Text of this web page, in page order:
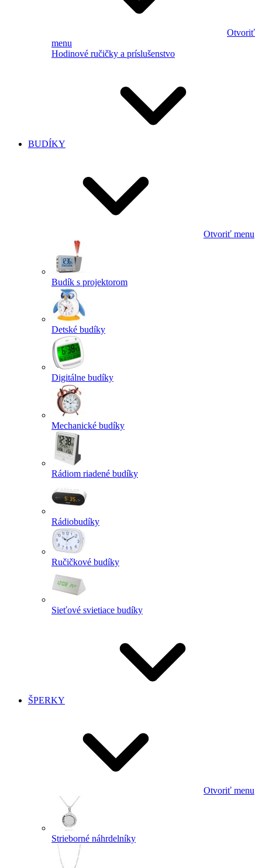
Otvoriť
menu
Hodinové ručičky a príslušenstvo
BUDÍKY
Otvoriť menu
Budík s projektorom
Detské budíky
Digitálne budíky
Mechanické budíky
Rádiom riadené budíky
Rádiobudíky
Ručičkové budíky
Sieťové svietiace budíky
ŠPERKY
Otvoriť menu
Strieborné náhrdelníky